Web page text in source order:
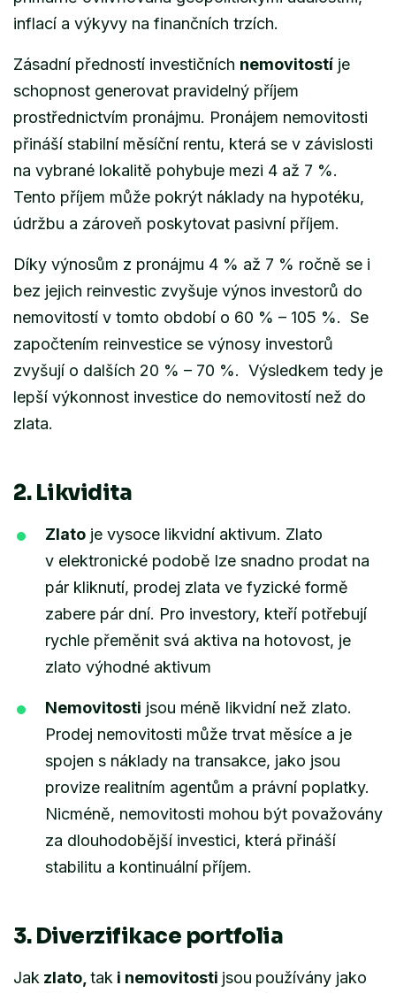
inflací a výkyvy na finančních trzích.
Zásadní předností investičních nemovitostí je
schopnost generovat pravidelný příjem
prostřednictvím pronájmu. Pronájem nemovitosti
přináší stabilní měsíční rentu, která se v závislosti
na vybrané lokalitě pohybuje mezi 4 až 7 %.
Tento příjem může pokrýt náklady na hypotéku,
údržbu a zároveň poskytovat pasivní příjem.
Díky výnosům z pronájmu 4 % až 7 % ročně se i
bez jejich reinvestic zvyšuje výnos investorů do
nemovitostí v tomto období o 60 % – 105 %. Se
započtením reinvestice se výnosy investorů
zvyšují o dalších 20 % – 70 %. Výsledkem tedy je
lepší výkonnost investice do nemovitostí než do
zlata.
2. Likvidita
Zlato je vysoce likvidní aktivum. Zlato
v elektronické podobě lze snadno prodat na
pár kliknutí, prodej zlata ve fyzické formě
zabere pár dní. Pro investory, kteří potřebují
rychle přeměnit svá aktiva na hotovost, je
zlato výhodné aktivum
Nemovitosti jsou méně likvidní než zlato.
Prodej nemovitosti může trvat měsíce a je
spojen s náklady na transakce, jako jsou
provize realitním agentům a právní poplatky.
Nicméně, nemovitosti mohou být považovány
za dlouhodobější investici, která přináší
stabilitu a kontinuální příjem.
3. Diverzifikace portfolia
Jak zlato, tak i nemovitosti jsou používány jako